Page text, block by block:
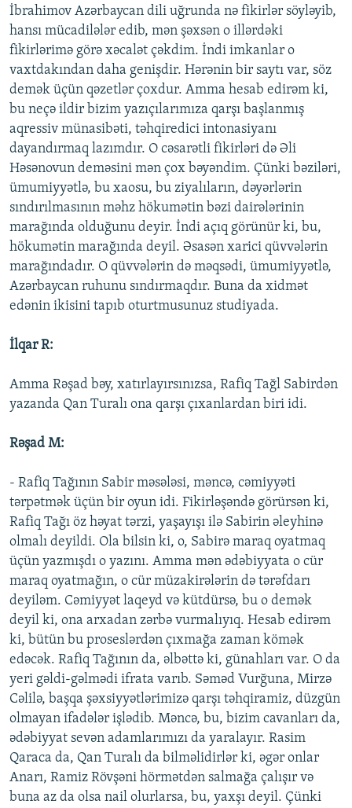
İbrahimov Azərbaycan dili uğrunda nə fikirlər söyləyib,
hansı mücadilələr edib, mən şəxsən o illərdəki
fikirlərimə görə xəcalət çəkdim. İndi imkanlar o
vaxtdakından daha genişdir. Hərənin bir saytı var, söz
demək üçün qəzetlər çoxdur. Amma hesab edirəm ki,
bu neçə ildir bizim yazıçılarımıza qarşı başlanmış
aqressiv münasibəti, təhqiredici intonasiyanı
dayandırmaq lazımdır. O cəsarətli fikirləri də Əli
Həsənovun deməsini mən çox bəyəndim. Çünki bəziləri,
ümumiyyətlə, bu xaosu, bu ziyalıların, dəyərlərin
sındırılmasının məhz hökumətin bəzi dairələrinin
marağında olduğunu deyir. İndi açıq görünür ki, bu,
hökumətin marağında deyil. Əsasən xarici qüvvələrin
marağındadır. O qüvvələrin də məqsədi, ümumiyyətlə,
Azərbaycan ruhunu sındırmaqdır. Buna da xidmət
edənin ikisini tapıb oturtmusunuz studiyada.
İlqar R:
Amma Rəşad bəy, xatırlayırsınızsa, Rafiq Tağl Sabirdən
yazanda Qan Turalı ona qarşı çıxanlardan biri idi.
Rəşad M:
- Rafiq Tağının Sabir məsələsi, məncə, cəmiyyəti
tərpətmək üçün bir oyun idi. Fikirləşəndə görürsən ki,
Rafiq Tağı öz həyat tərzi, yaşayışı ilə Sabirin əleyhinə
olmalı deyildi. Ola bilsin ki, o, Sabirə maraq oyatmaq
üçün yazmışdı o yazını. Amma mən ədəbiyyata o cür
maraq oyatmağın, o cür müzakirələrin də tərəfdarı
deyiləm. Cəmiyyət laqeyd və kütdürsə, bu o demək
deyil ki, ona arxadan zərbə vurmalıyıq. Hesab edirəm
ki, bütün bu proseslərdən çıxmağa zaman kömək
edəcək. Rafiq Tağının da, əlbəttə ki, günahları var. O da
yeri gəldi-gəlmədi ifrata varıb. Səməd Vurğuna, Mirzə
Cəlilə, başqa şəxsiyyətlərimizə qarşı təhqiramiz, düzgün
olmayan ifadələr işlədib. Məncə, bu, bizim cavanları da,
ədəbiyyat sevən adamlarımızı da yaralayır. Rasim
Qaraca da, Qan Turalı da bilməlidirlər ki, əgər onlar
Anarı, Ramiz Rövşəni hörmətdən salmağa çalışır və
buna az da olsa nail olurlarsa, bu, yaxşı deyil. Çünki